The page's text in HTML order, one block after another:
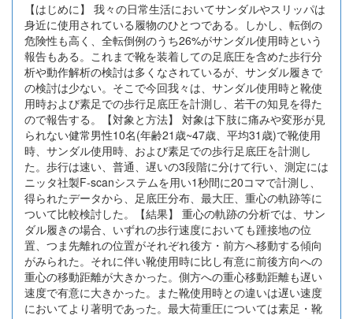
【はじめに】 我々の日常生活においてサンダルやスリッパは
身近に使用されている履物のひとつである。しかし、転倒の
危険性も高く、全転倒例のうち26%がサンダル使用時という
報告もある。これまで靴を装着しての足底圧を含めた歩行分
析や動作解析の検討は多くなされているが、サンダル履きで
の検討は少ない。そこで今回我々は、サンダル使用時と靴使
用時および素足での歩行足底圧を計測し、若干の知見を得た
ので報告する。【対象と方法】 対象は下肢に痛みや変形が見
られない健常男性10名(年齢21歳~47歳、平均31歳)で靴使用
時、サンダル使用時、および素足での歩行足底圧を計測し
た。歩行は速い、普通、遅いの3段階に分けて行い、測定には
ニッタ社製F-scanシステムを用い1秒間に20コマで計測し、
得られたデータから、足底圧分布、最大圧、重心の軌跡等に
ついて比較検討した。【結果】 重心の軌跡の分析では、サン
ダル履きの場合、いずれの歩行速度においても踵接地の位
置、つま先離れの位置がそれぞれ後方・前方へ移動する傾向
がみられた。それに伴い靴使用時に比し有意に前後方向への
重心の移動距離が大きかった。側方への重心移動距離も遅い
速度で有意に大きかった。また靴使用時との違いは遅い速度
においてより著明であった。最大荷重圧については素足・靴